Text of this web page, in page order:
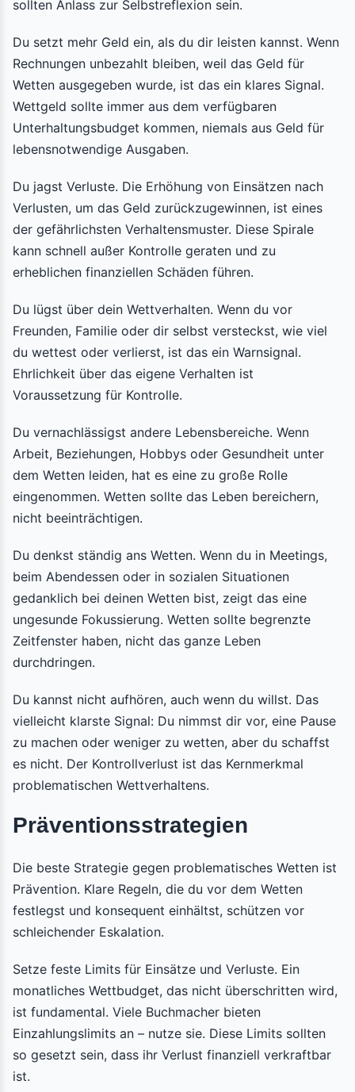
sollten Anlass zur Selbstreflexion sein.
Du setzt mehr Geld ein, als du dir leisten kannst. Wenn
Rechnungen unbezahlt bleiben, weil das Geld für
Wetten ausgegeben wurde, ist das ein klares Signal.
Wettgeld sollte immer aus dem verfügbaren
Unterhaltungsbudget kommen, niemals aus Geld für
lebensnotwendige Ausgaben.
Du jagst Verluste. Die Erhöhung von Einsätzen nach
Verlusten, um das Geld zurückzugewinnen, ist eines
der gefährlichsten Verhaltensmuster. Diese Spirale
kann schnell außer Kontrolle geraten und zu
erheblichen finanziellen Schäden führen.
Du lügst über dein Wettverhalten. Wenn du vor
Freunden, Familie oder dir selbst versteckst, wie viel
du wettest oder verlierst, ist das ein Warnsignal.
Ehrlichkeit über das eigene Verhalten ist
Voraussetzung für Kontrolle.
Du vernachlässigst andere Lebensbereiche. Wenn
Arbeit, Beziehungen, Hobbys oder Gesundheit unter
dem Wetten leiden, hat es eine zu große Rolle
eingenommen. Wetten sollte das Leben bereichern,
nicht beeinträchtigen.
Du denkst ständig ans Wetten. Wenn du in Meetings,
beim Abendessen oder in sozialen Situationen
gedanklich bei deinen Wetten bist, zeigt das eine
ungesunde Fokussierung. Wetten sollte begrenzte
Zeitfenster haben, nicht das ganze Leben
durchdringen.
Du kannst nicht aufhören, auch wenn du willst. Das
vielleicht klarste Signal: Du nimmst dir vor, eine Pause
zu machen oder weniger zu wetten, aber du schaffst
es nicht. Der Kontrollverlust ist das Kernmerkmal
problematischen Wettverhaltens.
Präventionsstrategien
Die beste Strategie gegen problematisches Wetten ist
Prävention. Klare Regeln, die du vor dem Wetten
festlegst und konsequent einhältst, schützen vor
schleichender Eskalation.
Setze feste Limits für Einsätze und Verluste. Ein
monatliches Wettbudget, das nicht überschritten wird,
ist fundamental. Viele Buchmacher bieten
Einzahlungslimits an – nutze sie. Diese Limits sollten
so gesetzt sein, dass ihr Verlust finanziell verkraftbar
ist.